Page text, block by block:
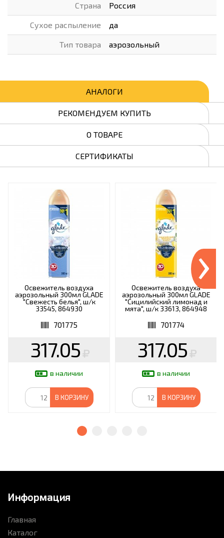
Страна Россия
Сухое распыление да
Тип товара аэрозольный
АНАЛОГИ
РЕКОМЕНДУЕМ КУПИТЬ
О ТОВАРЕ
СЕРТИФИКАТЫ
Освежитель воздуха
аэрозольный 300мл GLADE
"Свежесть белья", ш/к
33545, 864930
701775
317.05
в наличии
В КОРЗИНУ
Освежитель воздуха
аэрозольный 300мл GLADE
"Сицилийский лимонад и
мята", ш/к 33613, 864948
701774
317.05
в наличии
В КОРЗИНУ
›
Информация
Главная
Каталог